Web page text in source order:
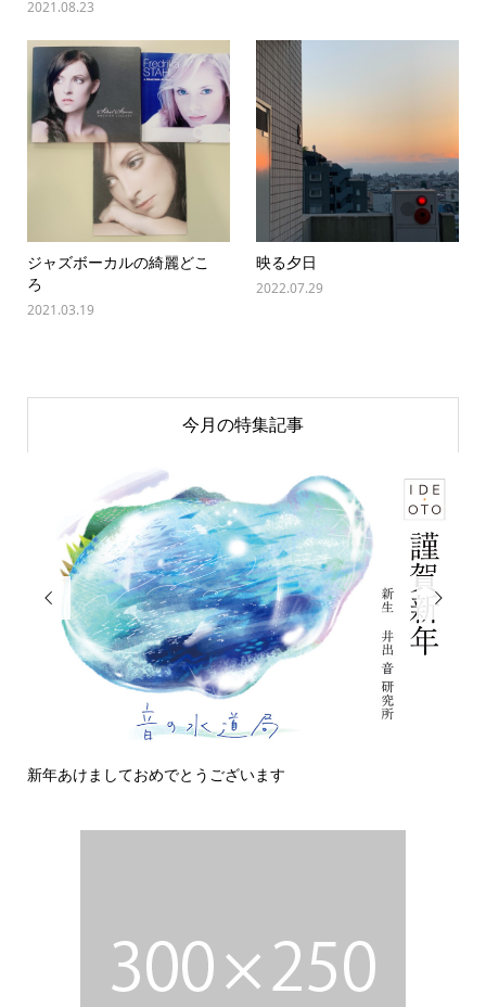
2021.08.23
ジャズボーカルの綺麗どこ
ろ
2021.03.19
映る夕日
2022.07.29
今月の特集記事

新年あけましておめでとうございます
